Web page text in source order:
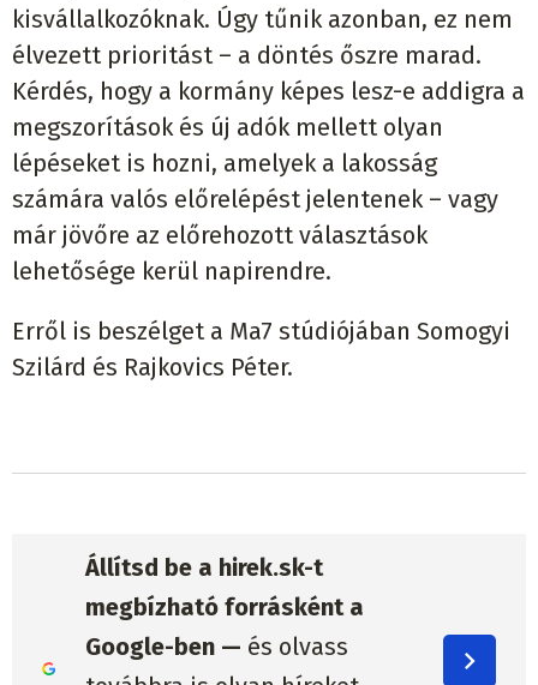
kisvállalkozóknak. Úgy tűnik azonban, ez nem
élvezett prioritást – a döntés őszre marad.
Kérdés, hogy a kormány képes lesz-e addigra a
megszorítások és új adók mellett olyan
lépéseket is hozni, amelyek a lakosság
számára valós előrelépést jelentenek – vagy
már jövőre az előrehozott választások
lehetősége kerül napirendre.
Erről is beszélget a Ma7 stúdiójában Somogyi
Szilárd és Rajkovics Péter.
Állítsd be a hirek.sk-t
megbízható forrásként a
Google-ben — és olvass